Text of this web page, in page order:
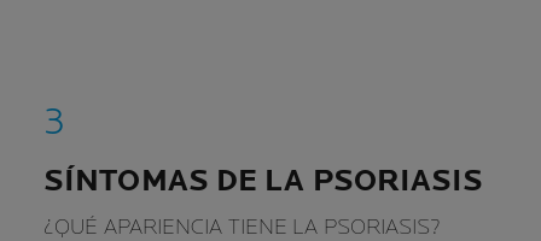
SÍNTOMAS DE LA PSORIASIS
¿QUÉ APARIENCIA TIENE LA PSORIASIS?